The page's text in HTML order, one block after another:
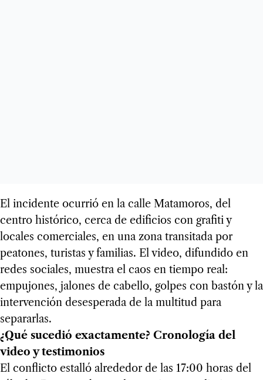
El incidente ocurrió en la calle Matamoros, del
centro histórico, cerca de edificios con grafiti y
locales comerciales, en una zona transitada por
peatones, turistas y familias. El video, difundido en
redes sociales, muestra el caos en tiempo real:
empujones, jalones de cabello, golpes con bastón y la
intervención desesperada de la multitud para
separarlas.
¿Qué sucedió exactamente? Cronología del
video y testimonios
El conflicto estalló alrededor de las 17:00 horas del